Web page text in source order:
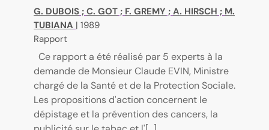
G. DUBOIS ; C. GOT ; F. GREMY ; A. HIRSCH ; M.
TUBIANA | 1989
Rapport
Ce rapport a été réalisé par 5 experts à la
demande de Monsieur Claude EVIN, Ministre
chargé de la Santé et de la Protection Sociale.
Les propositions d'action concernent le
dépistage et la prévention des cancers, la